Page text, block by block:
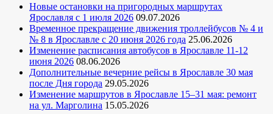
Новые остановки на пригородных маршрутах
Ярославля с 1 июля 2026 09.07.2026
Временное прекращение движения троллейбусов № 4 и
№ 8 в Ярославле с 20 июня 2026 года 25.06.2026
Изменение расписания автобусов в Ярославле 11-12
июня 2026 08.06.2026
Дополнительные вечерние рейсы в Ярославле 30 мая
после Дня города 29.05.2026
Изменение маршрутов в Ярославле 15–31 мая: ремонт
на ул. Марголина 15.05.2026